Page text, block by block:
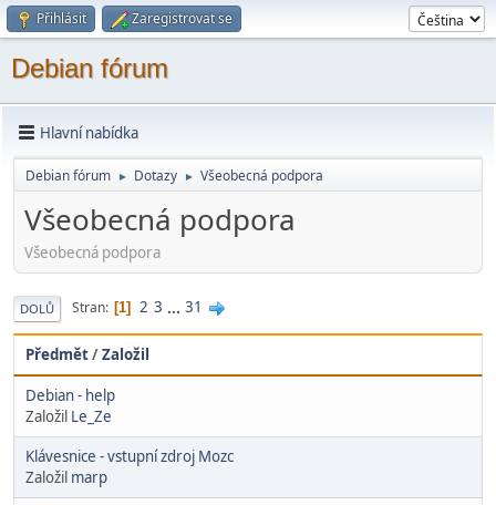
Přihlásit Zaregistrovat se
Debian fórum
Hlavní nabídka
Debian fórum ► Dotazy ► Všeobecná podpora
Všeobecná podpora
Všeobecná podpora
DOLŮ Stran 1 2 3 ... 31
Předmět/Založil
Debian - help
Založil Le_Ze
Klávesnice - vstupní zdroj Mozc
Založil marp